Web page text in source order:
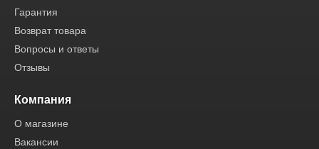
Гарантия
Возврат товара
Вопросы и ответы
Отзывы
Компания
О магазине
Вакансии